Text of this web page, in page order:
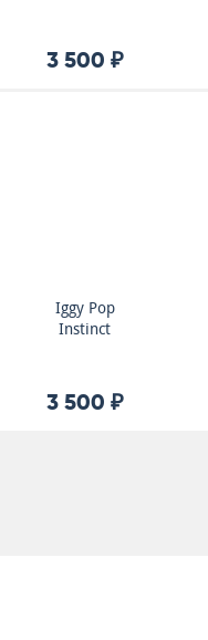
3 500 ₽
Iggy Pop
Instinct
3 500 ₽